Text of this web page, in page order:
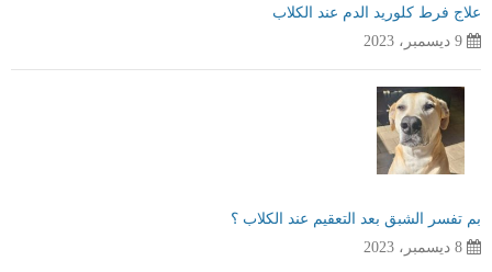
علاج فرط كلوريد الدم عند الكلاب
9 ديسمبر، 2023
بم تفسر الشبق بعد التعقيم عند الكلاب ؟
8 ديسمبر، 2023